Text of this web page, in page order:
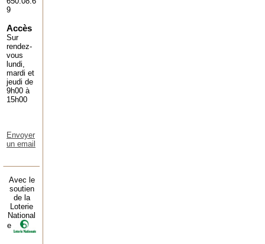
9
Accès
Sur
rendez-
vous
lundi,
mardi et
jeudi de
9h00 à
15h00
Envoyer
un email
Avec le
soutien
de la
Loterie
National
e